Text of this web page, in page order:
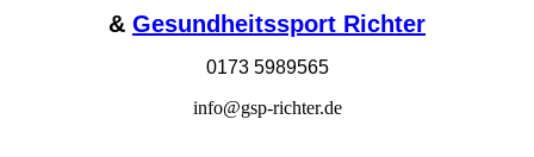
& Gesundheitssport Richter
0173 5989565
info@gsp-richter.de